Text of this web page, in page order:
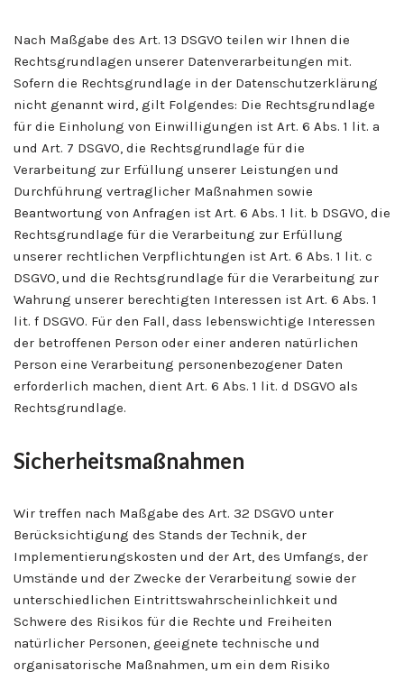
Nach Maßgabe des Art. 13 DSGVO teilen wir Ihnen die
Rechtsgrundlagen unserer Datenverarbeitungen mit.
Sofern die Rechtsgrundlage in der Datenschutzerklärung
nicht genannt wird, gilt Folgendes: Die Rechtsgrundlage
für die Einholung von Einwilligungen ist Art. 6 Abs. 1 lit. a
und Art. 7 DSGVO, die Rechtsgrundlage für die
Verarbeitung zur Erfüllung unserer Leistungen und
Durchführung vertraglicher Maßnahmen sowie
Beantwortung von Anfragen ist Art. 6 Abs. 1 lit. b DSGVO, die
Rechtsgrundlage für die Verarbeitung zur Erfüllung
unserer rechtlichen Verpflichtungen ist Art. 6 Abs. 1 lit. c
DSGVO, und die Rechtsgrundlage für die Verarbeitung zur
Wahrung unserer berechtigten Interessen ist Art. 6 Abs. 1
lit. f DSGVO. Für den Fall, dass lebenswichtige Interessen
der betroffenen Person oder einer anderen natürlichen
Person eine Verarbeitung personenbezogener Daten
erforderlich machen, dient Art. 6 Abs. 1 lit. d DSGVO als
Rechtsgrundlage.
Sicherheitsmaßnahmen
Wir treffen nach Maßgabe des Art. 32 DSGVO unter
Berücksichtigung des Stands der Technik, der
Implementierungskosten und der Art, des Umfangs, der
Umstände und der Zwecke der Verarbeitung sowie der
unterschiedlichen Eintrittswahrscheinlichkeit und
Schwere des Risikos für die Rechte und Freiheiten
natürlicher Personen, geeignete technische und
organisatorische Maßnahmen, um ein dem Risiko